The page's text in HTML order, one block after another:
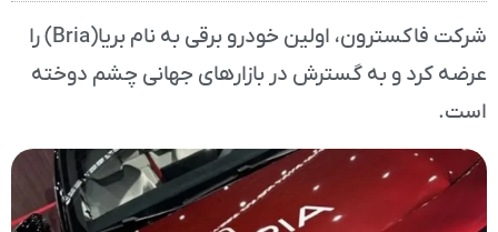
شرکت فاکسترون، اولین خودرو برقی به نام بریا(Bria) را
عرضه کرد و به گسترش در بازارهای جهانی چشم دوخته
است.